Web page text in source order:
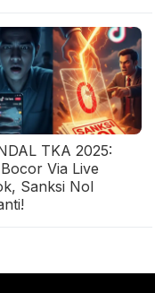
TKA 2025:
Via Live
Sanksi Nol